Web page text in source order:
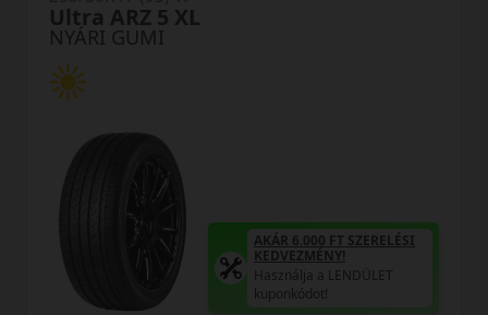
NYÁRI GUMI
Ultra ARZ 5 XL
AKÁR 6.000 FT SZERELÉSI
KEDVEZMÉNY!
Használja a LENDÜLET
kuponkódot!